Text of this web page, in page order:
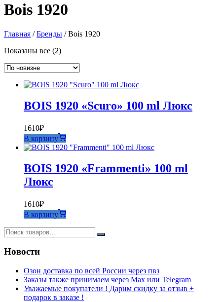
Bois 1920
Главная /Бренды / Bois 1920
Показаны все (2)Сортировка:
недавние
BOIS 1920 «Scuro» 100 ml Люкс
1610₽
В корзину
BOIS 1920 «Frammenti» 100 ml
Люкс
1610₽
В корзину
Новости
Озон доставка по всей России через пвз
Заказы также принимаем через Max или Telegram
Уважаемые покупатели ! Дарим скидку за отзыв +
подарок в заказе !